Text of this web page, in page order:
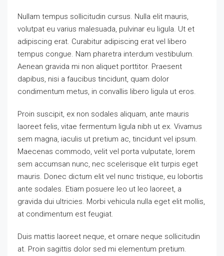
Nullam tempus sollicitudin cursus. Nulla elit mauris,
volutpat eu varius malesuada, pulvinar eu ligula. Ut et
adipiscing erat. Curabitur adipiscing erat vel libero
tempus congue. Nam pharetra interdum vestibulum.
Aenean gravida mi non aliquet porttitor. Praesent
dapibus, nisi a faucibus tincidunt, quam dolor
condimentum metus, in convallis libero ligula ut eros.
Proin suscipit, ex non sodales aliquam, ante mauris
laoreet felis, vitae fermentum ligula nibh ut ex. Vivamus
sem magna, iaculis ut pretium ac, tincidunt vel ipsum.
Maecenas commodo, velit vel porta vulputate, lorem
sem accumsan nunc, nec scelerisque elit turpis eget
mauris. Donec dictum elit vel nunc tristique, eu lobortis
ante sodales. Etiam posuere leo ut leo laoreet, a
gravida dui ultricies. Morbi vehicula nulla eget elit mollis,
at condimentum est feugiat.
Duis mattis laoreet neque, et ornare neque sollicitudin
at. Proin sagittis dolor sed mi elementum pretium.